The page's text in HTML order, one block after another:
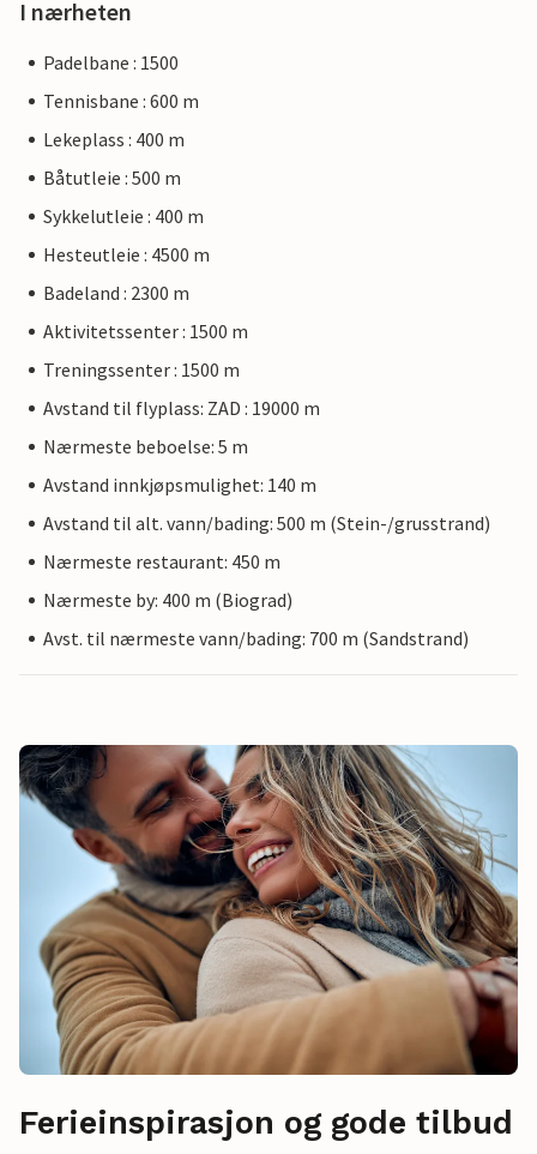
I nærheten
Padelbane : 1500
Tennisbane : 600 m
Lekeplass : 400 m
Båtutleie : 500 m
Sykkelutleie : 400 m
Hesteutleie : 4500 m
Badeland : 2300 m
Aktivitetssenter : 1500 m
Treningssenter : 1500 m
Avstand til flyplass: ZAD : 19000 m
Nærmeste beboelse: 5 m
Avstand innkjøpsmulighet: 140 m
Avstand til alt. vann/bading: 500 m (Stein-/grusstrand)
Nærmeste restaurant: 450 m
Nærmeste by: 400 m (Biograd)
Avst. til nærmeste vann/bading: 700 m (Sandstrand)
Ferieinspirasjon og gode tilbud